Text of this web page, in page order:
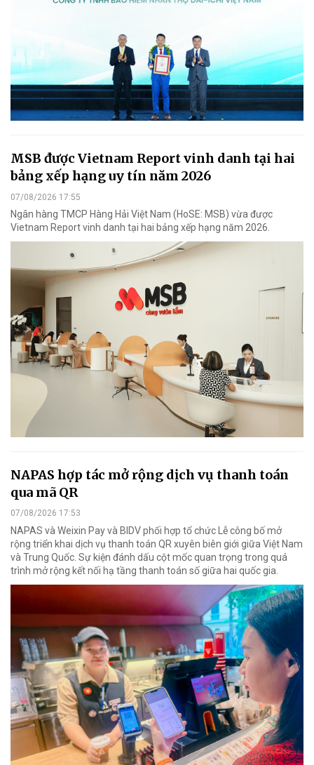
MSB được Vietnam Report vinh danh tại hai
bảng xếp hạng uy tín năm 2026
07/08/2026 17:55
Ngân hàng TMCP Hàng Hải Việt Nam (HoSE: MSB) vừa được
Vietnam Report vinh danh tại hai bảng xếp hạng năm 2026.
NAPAS hợp tác mở rộng dịch vụ thanh toán
qua mã QR
07/08/2026 17:53
NAPAS và Weixin Pay và BIDV phối hợp tổ chức Lễ công bố mở
rộng triển khai dịch vụ thanh toán QR xuyên biên giới giữa Việt Nam
và Trung Quốc. Sự kiện đánh dấu cột mốc quan trọng trong quá
trình mở rộng kết nối hạ tầng thanh toán số giữa hai quốc gia.